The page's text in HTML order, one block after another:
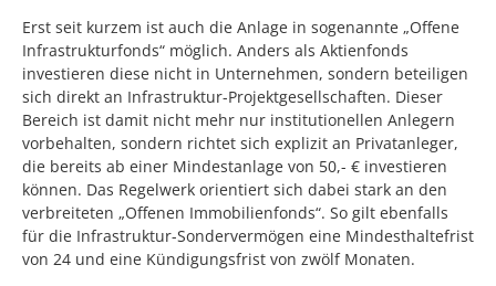
Erst seit kurzem ist auch die Anlage in sogenannte „Offene
Infrastrukturfonds“ möglich. Anders als Aktienfonds
investieren diese nicht in Unternehmen, sondern beteiligen
sich direkt an Infrastruktur-Projektgesellschaften. Dieser
Bereich ist damit nicht mehr nur institutionellen Anlegern
vorbehalten, sondern richtet sich explizit an Privatanleger,
die bereits ab einer Mindestanlage von 50,- € investieren
können. Das Regelwerk orientiert sich dabei stark an den
verbreiteten „Offenen Immobilienfonds“. So gilt ebenfalls
für die Infrastruktur-Sondervermögen eine Mindesthaltefrist
von 24 und eine Kündigungsfrist von zwölf Monaten.